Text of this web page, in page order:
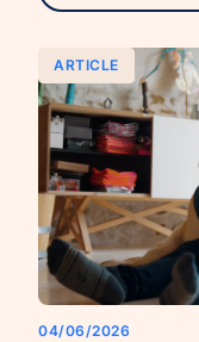
ARTICLE
04/06/2026